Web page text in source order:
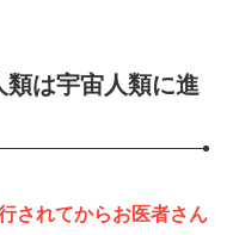
は宇宙人類に進
されてからお医者さん